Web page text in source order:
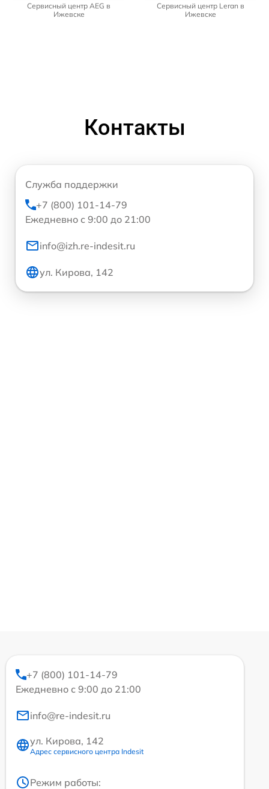
Сервисный центр AEG в
Ижевске
Сервисный центр Leran в
Ижевске
Контакты
Служба поддержки
+7 (800) 101-14-79
Ежедневно с 9:00 до 21:00
info@izh.re-indesit.ru
ул. Кирова, 142
+7 (800) 101-14-79
Ежедневно с 9:00 до 21:00
info@re-indesit.ru
ул. Кирова, 142
Адрес сервисного центра Indesit
Режим работы: